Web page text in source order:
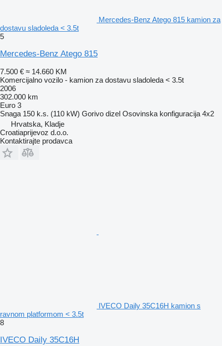
Mercedes-Benz Atego 815 kamion za
dostavu sladoleda < 3.5t
5
Mercedes-Benz Atego 815
7.500 € ≈ 14.660 KM
Komercijalno vozilo - kamion za dostavu sladoleda < 3.5t
2006
302.000 km
Euro 3
Snaga 150 k.s. (110 kW) Gorivo dizel Osovinska konfiguracija 4x2
Hrvatska, Kladje
Croatiaprijevoz d.o.o.
Kontaktirajte prodavca
IVECO Daily 35C16H kamion s
ravnom platformom < 3.5t
8
IVECO Daily 35C16H